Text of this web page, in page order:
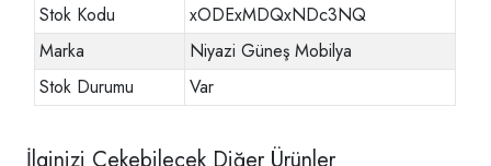
Stok Kodu
xODExMDQxNDc3NQ
Marka
Niyazi Güneş Mobilya
Stok Durumu
Var
İlginizi Çekebilecek Diğer Ürünler